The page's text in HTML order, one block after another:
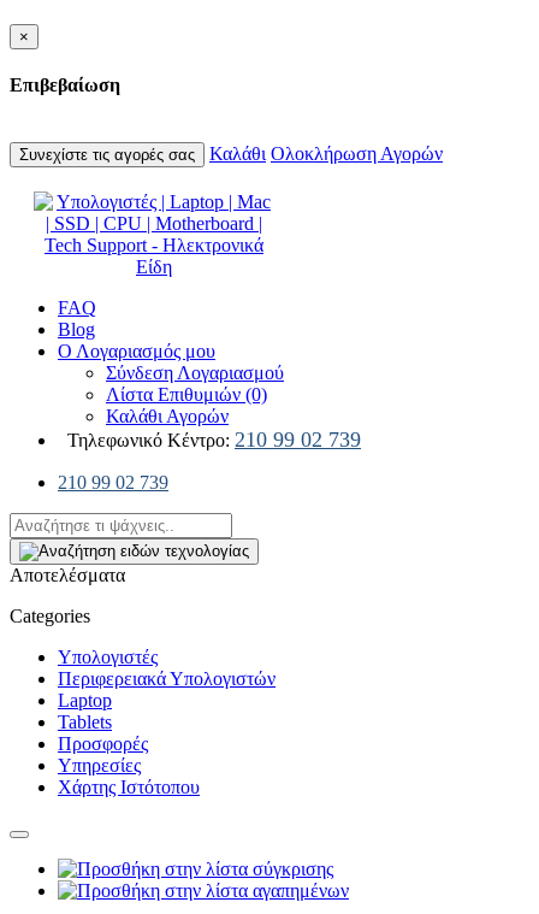
×
Επιβεβαίωση
Συνεχίστε τις αγορές σας Καλάθι Ολοκλήρωση Αγορών
FAQ
Blog
Ο Λογαριασμός μου
Σύνδεση Λογαριασμού
Λίστα Επιθυμιών (0)
Καλάθι Αγορών
Τηλεφωνικό Κέντρο: 210 99 02 739
210 99 02 739
Αποτελέσματα
Categories
Υπολογιστές
Περιφερειακά Υπολογιστών
Laptop
Tablets
Προσφορές
Υπηρεσίες
Χάρτης Ιστότοπου